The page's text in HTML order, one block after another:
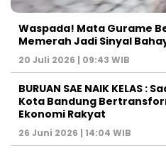
Waspada! Mata Gurame
Memerah Jadi Sinyal
20 Juli 2026 | 09:43 WIB
BURUAN SAE NAIK KELAS
Kota Bandung
Ekonomi Rakyat
26 Juni 2026 | 14:04 WIB